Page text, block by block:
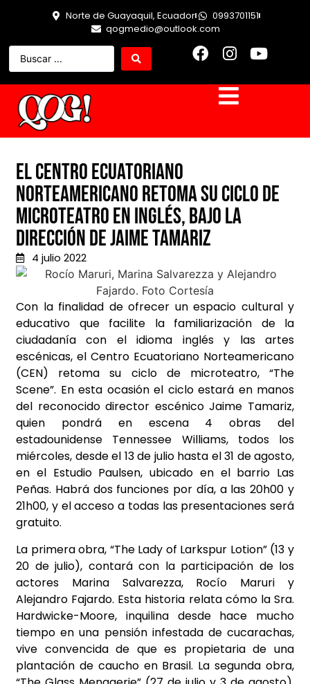
Norte de Guayaquil, Ecuador
0993701151
qogmedio@outlook.com
El Centro Ecuatoriano
Norteamericano retoma su ciclo de
microteatro en inglés, bajo la
dirección de Jaime Tamariz
4 julio 2022
Con la finalidad de ofrecer un espacio cultural y
educativo que facilite la familiarización de la
ciudadanía con el idioma inglés y las artes
escénicas, el Centro Ecuatoriano Norteamericano
(CEN) retoma su ciclo de microteatro, “The
Scene”. En esta ocasión el ciclo estará en manos
del reconocido director escénico Jaime Tamariz,
quien pondrá en escena 4 obras del
estadounidense Tennessee Williams, todos los
miércoles, desde el 13 de julio hasta el 31 de agosto,
en el Estudio Paulsen, ubicado en el barrio Las
Peñas. Habrá dos funciones por día, a las 20h00 y
21h00, y el acceso a todas las presentaciones será
gratuito.
La primera obra, “The Lady of Larkspur Lotion” (13 y
20 de julio), contará con la participación de los
actores Marina Salvarezza, Rocío Maruri y
Alejandro Fajardo. Esta historia relata cómo la Sra.
Hardwicke-Moore, inquilina desde hace mucho
tiempo en una pensión infestada de cucarachas,
vive convencida de que es propietaria de una
plantación de caucho en Brasil. La segunda obra,